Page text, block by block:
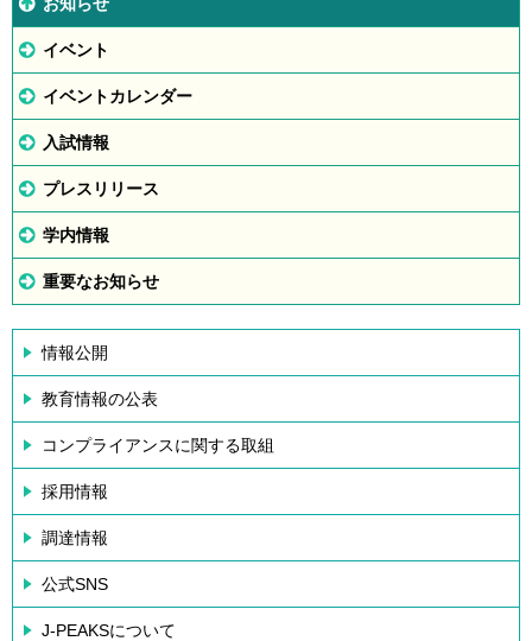
イベント
イベントカレンダー
入試情報
プレスリリース
学内情報
重要なお知らせ
情報公開
教育情報の公表
コンプライアンスに関する取組
採用情報
調達情報
公式SNS
J-PEAKSについて